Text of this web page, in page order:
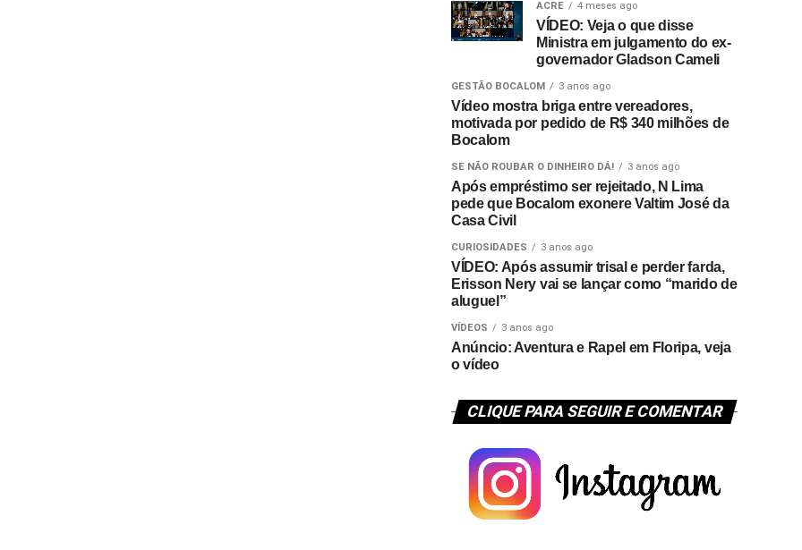
ACRE 4 meses ago
VÍDEO: Veja o que disse
Ministra em julgamento do ex-
governador Gladson Cameli
GESTÃO BOCALOM 3 anos ago
Vídeo mostra briga entre vereadores,
motivada por pedido de R$ 340 milhões de
Bocalom
SE NÃO ROUBAR O DINHEIRO DÁ! 3 anos ago
Após empréstimo ser rejeitado, N Lima
pede que Bocalom exonere Valtim José da
Casa Civil
CURIOSIDADES 3 anos ago
VÍDEO: Após assumir trisal e perder farda,
Erisson Nery vai se lançar como “marido de
aluguel”
VÍDEOS 3 anos ago
Anúncio: Aventura e Rapel em Floripa, veja
o vídeo
CLIQUE PARA SEGUIR E COMENTAR